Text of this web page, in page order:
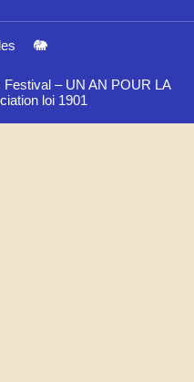
– UN AN POUR LA
loi 1901
🐘